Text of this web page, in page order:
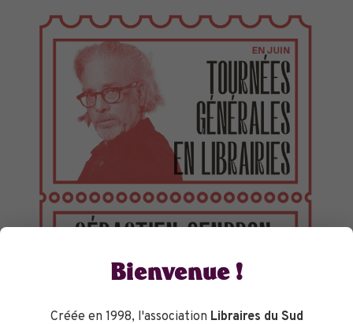
TOURNÉES GÉNÉRALESBienvenue !
Créée en 1998, l'association Libraires du Sud